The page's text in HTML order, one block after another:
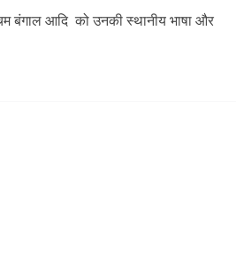
बंगाल आदि को उनकी स्थानीय भाषा और